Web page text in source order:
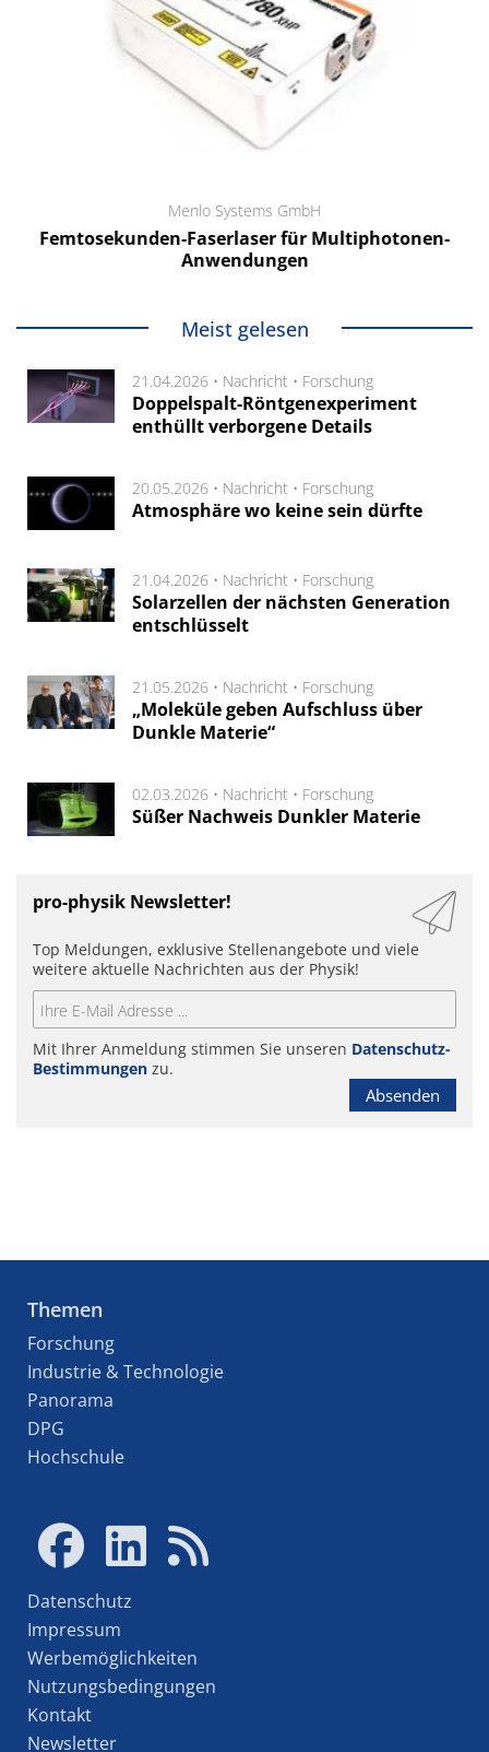
Menlo Systems GmbH
Femtosekunden-Faserlaser für Multiphotonen-
Anwendungen
Meist gelesen
21.04.2026 • Nachricht • Forschung
Doppelspalt-Röntgenexperiment
enthüllt verborgene Details
20.05.2026 • Nachricht • Forschung
Atmosphäre wo keine sein dürfte
21.04.2026 • Nachricht • Forschung
Solarzellen der nächsten Generation
entschlüsselt
21.05.2026 • Nachricht • Forschung
„Moleküle geben Aufschluss über
Dunkle Materie“
02.03.2026 • Nachricht • Forschung
Süßer Nachweis Dunkler Materie
pro-physik Newsletter!
Top Meldungen, exklusive Stellenangebote und viele
weitere aktuelle Nachrichten aus der Physik!
Mit Ihrer Anmeldung stimmen Sie unseren Datenschutz-
Bestimmungen zu.
Absenden
Themen
Forschung
Industrie & Technologie
Panorama
DPG
Hochschule
Datenschutz
Impressum
Werbemöglichkeiten
Nutzungsbedingungen
Kontakt
Newsletter